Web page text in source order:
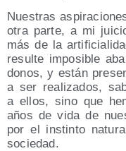
Nues­tras
otra par­te, a mi
más de la
resul­te impo­si­ble
do­nos, y están
a ser rea­li­za­dos,
a ellos, sino que
años de vida de
por el ins­tin­to
sociedad.